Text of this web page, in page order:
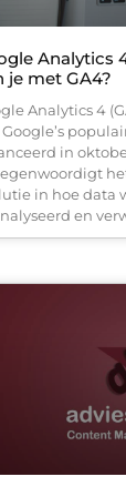
Analytics
je met GA4?
Analytics 4
in
in hoe data
en